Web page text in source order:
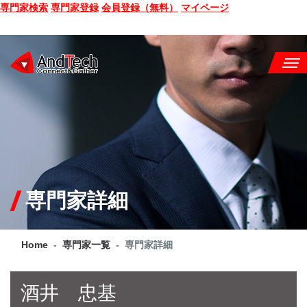
専門家検索 専門家登録 会員登録（無料） マイページ
CONSULTING
SERVICE
COMPANY
Q&A
専門家詳細
Home 専門家一覧 専門家詳細
酒井 忠基